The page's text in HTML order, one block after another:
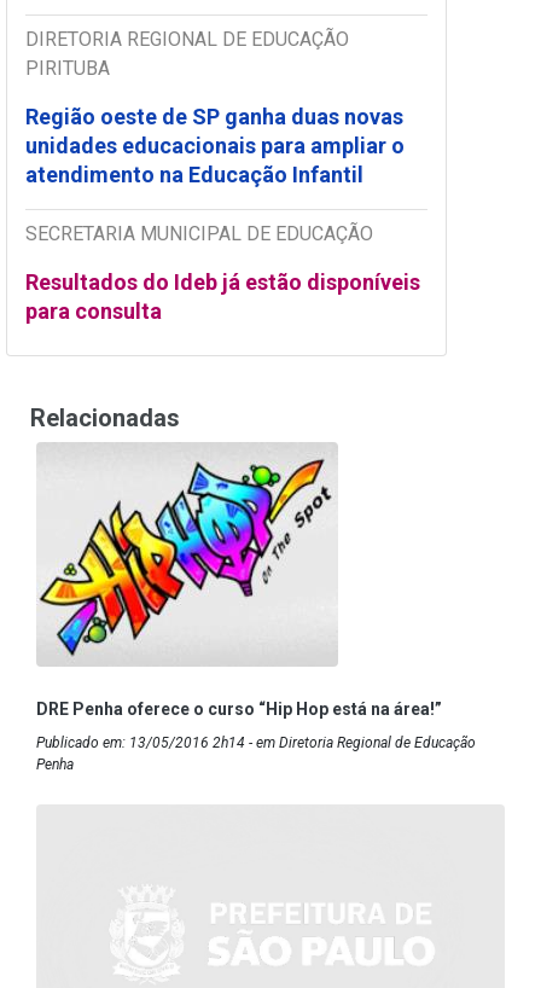
DIRETORIA REGIONAL DE EDUCAÇÃO
PIRITUBA
Região oeste de SP ganha duas novas
unidades educacionais para ampliar o
atendimento na Educação Infantil
SECRETARIA MUNICIPAL DE EDUCAÇÃO
Resultados do Ideb já estão disponíveis
para consulta
Relacionadas
DRE Penha oferece o curso “Hip Hop está na área!”
Publicado em: 13/05/2016 2h14 - em Diretoria Regional de Educação
Penha